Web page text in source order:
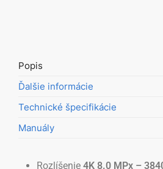
Popis
Ďalšie informácie
Technické špecifikácie
Manuály
Rozlíšenie 4K 8.0 MPx –